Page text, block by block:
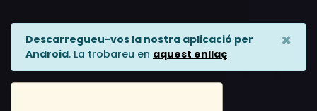
Descarregueu-vos la nostra aplicació per
Android. La trobareu en aquest enllaç
×